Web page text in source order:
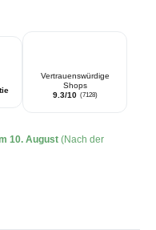
Vertrauenswürdige
Shops
9.3/10 (7128)
10. August (Nach der